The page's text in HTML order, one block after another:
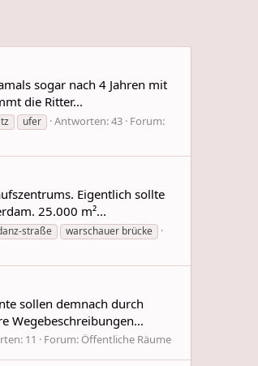
sogar nach 4 Jahren mit
die Ritter...
ufer Antworten: 43 Forum:
Eigentlich sollte
25.000 m²...
straße warschauer brücke
sollen demnach durch
Wegebeschreibungen...
11 Forum: Öffentliche Räume